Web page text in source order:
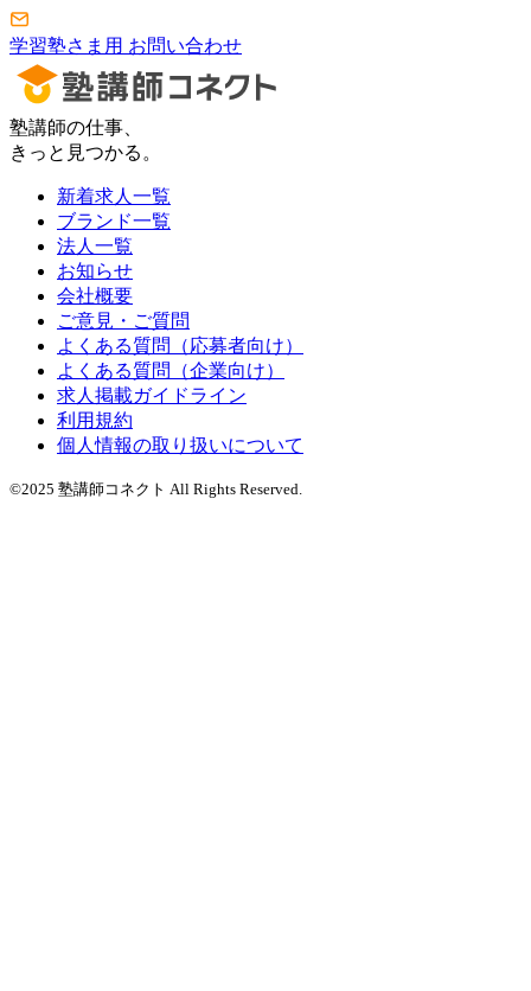
学習塾さま用 お問い合わせ
塾講師の仕事、
きっと見つかる。
新着求人一覧
ブランド一覧
法人一覧
お知らせ
会社概要
ご意見・ご質問
よくある質問（応募者向け）
よくある質問（企業向け）
求人掲載ガイドライン
利用規約
個人情報の取り扱いについて
©2025 塾講師コネクト All Rights Reserved.